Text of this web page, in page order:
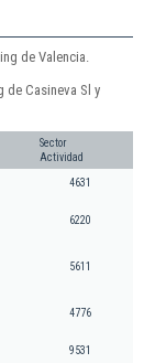
de Valencia.
Casineva Sl y
Sector
Actividad
4631
6220
5611
4776
9531